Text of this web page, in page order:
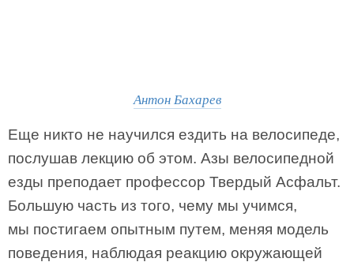
Антон Бахарев
Еще никто не научился ездить на велосипеде,
послушав лекцию об этом. Азы велосипедной
езды преподает профессор Твердый Асфальт.
Большую часть из того, чему мы учимся,
мы постигаем опытным путем, меняя модель
поведения, наблюдая реакцию окружающей